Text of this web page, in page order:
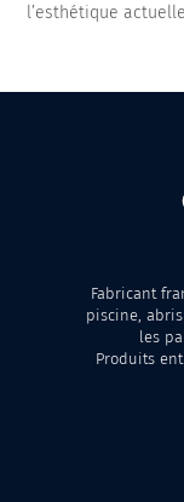
l’esthétique
Fabricant
piscine,
les
Produits